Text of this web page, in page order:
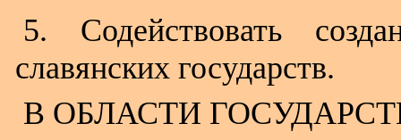
5. Содействовать
славянских государств.
В ОБЛАСТИ